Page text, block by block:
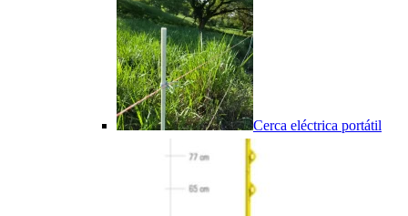
Cerca eléctrica portátil